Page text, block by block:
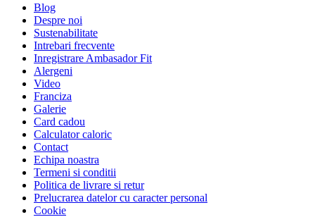
Blog
Despre noi
Sustenabilitate
Intrebari frecvente
Inregistrare Ambasador Fit
Alergeni
Video
Franciza
Galerie
Card cadou
Calculator caloric
Contact
Echipa noastra
Termeni si conditii
Politica de livrare si retur
Prelucrarea datelor cu caracter personal
Cookie